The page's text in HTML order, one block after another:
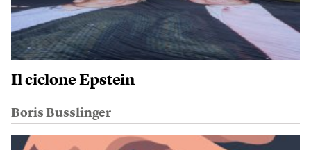
Il ciclone Epstein
Boris Busslinger